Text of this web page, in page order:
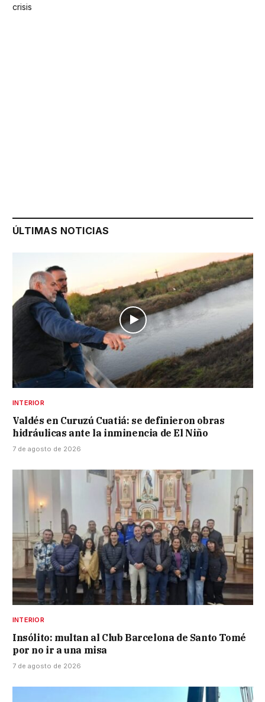
crisis
ÚLTIMAS NOTICIAS
INTERIOR
Valdés en Curuzú Cuatiá: se definieron obras
hidráulicas ante la inminencia de El Niño
7 de agosto de 2026
INTERIOR
Insólito: multan al Club Barcelona de Santo Tomé
por no ir a una misa
7 de agosto de 2026